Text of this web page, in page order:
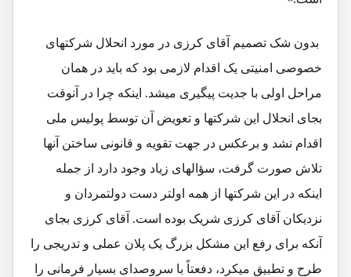
بدون شک تصمیم آقای کرزی در مورد انحلال شرکتهای
خصوصی امنیتی یک اقدام لازمی بود که باید در همان
مراحل اولی با جدیت پیگیری میشد. اینکه چرا در آنوقت
بجای انحلال این شرکتها و تعویض آن توسط پولیس ملی
اقدام نشد و برعکس در جهت تقویه و قانونی ساختن آنها
تلاش صورت گرفت، سؤالهای زیاد وجود دارد از جمله
اینکه در این شرکتها از همه اولتر دست دولتمردان و
نزدیکان آقای کرزی شریک بوده است. آقای کرزی بجای
آنکه برای رفع این مشکل بزرگ یک پلان عملی و تدریجی را
طرح و تطبیق میکرد، دفعتاً با سروصدای بسیار فرمانی را